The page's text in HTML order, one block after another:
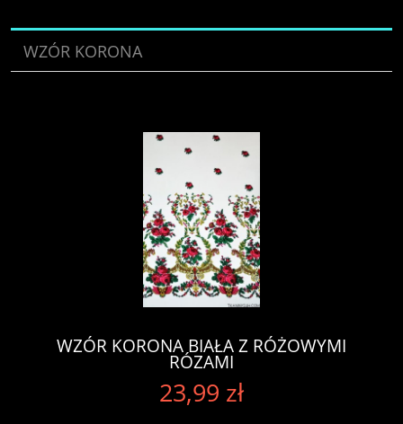
WZÓR KORONA
WZÓR KORONA BIAŁA Z RÓŻOWYMI
RÓZAMI
23,99 zł